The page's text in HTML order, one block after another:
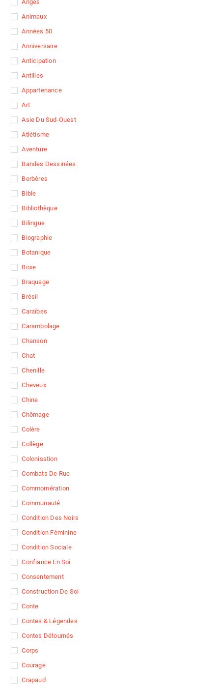
Anges
Animaux
Années 50
Anniversaire
Anticipation
Antilles
Appartenance
Art
Asie Du Sud-Ouest
Atlétisme
Aventure
Bandes Dessinées
Berbères
Bible
Bibliothèque
Bilingue
Biographie
Botanique
Boxe
Braquage
Brésil
Caraïbes
Carambolage
Chanson
Chat
Chenille
Cheveux
Chine
Chômage
Colère
Collège
Colonisation
Combats De Rue
Commomération
Communauté
Condition Des Noirs
Condition Féminine
Condition Sociale
Confiance En Soi
Consentement
Construction De Soi
Conte
Contes & Légendes
Contes Détournés
Corps
Courage
Crapaud